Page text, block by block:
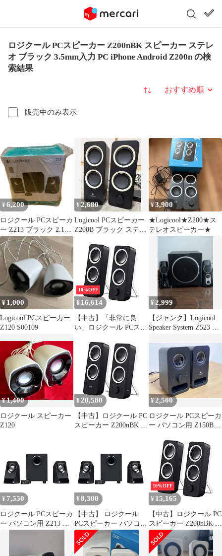
ロジクール PCスピーカー Z200nBK スピーカー ステレ
オ ブラック 3.5mm入力 PC iPhone Android Z200n の検
索結果
販売中のみ表示
並び替え
¥ 6,200
ロジクール PCスピーカ
ー Z213 ブラック 2.1ch
サブウーファー付き
¥2,680
Logicool PCスピーカー
Z200B ブラック ステレ
¥3,900
★Logicool★Z200★ス
テレオスピーカー★
¥ 1,000
Logicool PCスピーカー
Z120 S00109
10%OFF
¥ 16,614
【中古】「非常に良
い」ロジクール PCスピ
カー ステレオ ブラック
3.5mm入力 PC iPhone
Android Z200n PC スピ
ーカー
¥ 2,999
【ジャンク】Logicool
Speaker System Z523 ス
¥1,400
ロジクール スピーカー
Z120
¥ 20,580
【中古】ロジクール PC
スピーカー Z200nBK ス
iPhone Android Z200n 国
内正規品
¥2,500
ロジクール PCスピーカ
ー パソコン用 Z150BK
¥ 7,550
ロジクール PCスピーカ
ー パソコン用 Z213 ブ
3.5mm入力対応 国内品
¥ 8,300
【中古】 ロジクール
PCスピーカー パソコン
用 Z213 ブラック ステ
レオ 2.1ch サブウーフ
ァー付属 3.5mm入力対
10%OFF
¥ 15,165
【中古】ロジクール PC
スピーカー Z200nBK ス
ピーカー ステレオ ブラ
ック 3.5mm入力 PC
iPhone Android Z200n